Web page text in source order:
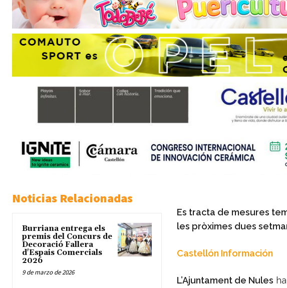
Noticias Relacionadas
Burriana entrega els
premis del Concurs de
Decoració Fallera
d'Espais Comercials
2026
9 de marzo de 2026
Es tracta de mesures
les pròximes dues
Castellón Información
L’Ajuntament de Nules